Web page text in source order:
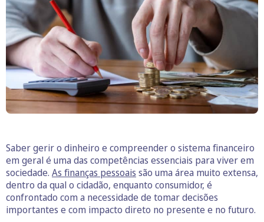
Saber gerir o dinheiro e compreender o sistema financeiro
em geral é uma das competências essenciais para viver em
sociedade. As finanças pessoais são uma área muito extensa,
dentro da qual o cidadão, enquanto consumidor, é
confrontado com a necessidade de tomar decisões
importantes e com impacto direto no presente e no futuro.